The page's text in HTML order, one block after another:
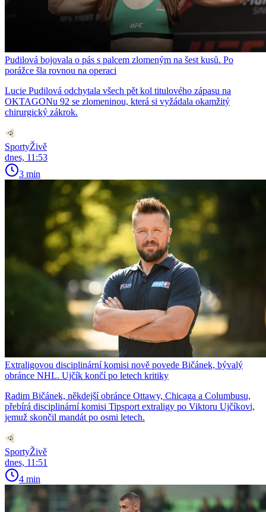
Pudilová bojovala o pás s palcem zlomeným na šest kusů. Po
porážce šla rovnou na operaci
Lucie Pudilová odchytala všech pět kol titulového zápasu na
OKTAGONu 92 se zlomeninou, která si vyžádala okamžitý
chirurgický zákrok.
SportyŽivě
dnes, 11:53
3 min
Extraligovou disciplinární komisi nově povede Bičánek, bývalý
obránce NHL. Ujčík končí po letech kritiky
Radim Bičánek, někdejší obránce Ottawy, Chicaga a Columbusu,
přebírá disciplinární komisi Tipsport extraligy po Viktoru Ujčíkovi,
jemuž skončil mandát po osmi letech.
SportyŽivě
dnes, 11:51
4 min